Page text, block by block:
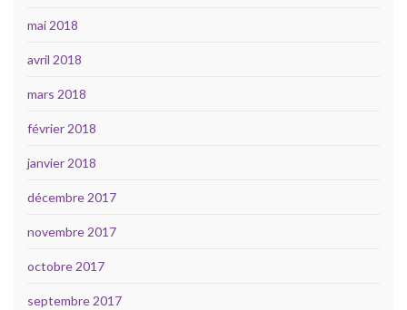
mai 2018
avril 2018
mars 2018
février 2018
janvier 2018
décembre 2017
novembre 2017
octobre 2017
septembre 2017